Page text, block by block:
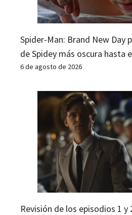
Spider-Man: Brand New Day
de Spidey más oscura hasta
6 de agosto de 2026
Revisión de los episodios 1 y